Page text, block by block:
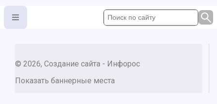
© 2026, Создание сайта - Инфорос
Показать баннерные места